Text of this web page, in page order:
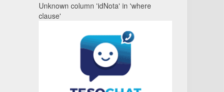
Unknown column 'idNota' in 'where
clause'